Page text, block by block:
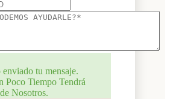
enviado tu mensaje.
Poco Tiempo Tendrá
Nosotros.